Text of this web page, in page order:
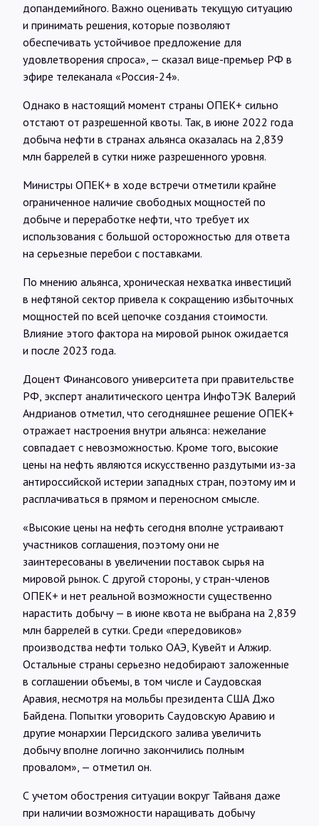
допандемийного. Важно оценивать текущую ситуацию
и принимать решения, которые позволяют
обеспечивать устойчивое предложение для
удовлетворения спроса», — сказал вице-премьер РФ в
эфире телеканала «Россия-24».
Однако в настоящий момент страны ОПЕК+ сильно
отстают от разрешенной квоты. Так, в июне 2022 года
добыча нефти в странах альянса оказалась на 2,839
млн баррелей в сутки ниже разрешенного уровня.
Министры ОПЕК+ в ходе встречи отметили крайне
ограниченное наличие свободных мощностей по
добыче и переработке нефти, что требует их
использования с большой осторожностью для ответа
на серьезные перебои с поставками.
По мнению альянса, хроническая нехватка инвестиций
в нефтяной сектор привела к сокращению избыточных
мощностей по всей цепочке создания стоимости.
Влияние этого фактора на мировой рынок ожидается
и после 2023 года.
Доцент Финансового университета при правительстве
РФ, эксперт аналитического центра ИнфоТЭК Валерий
Андрианов отметил, что сегодняшнее решение ОПЕК+
отражает настроения внутри альянса: нежелание
совпадает с невозможностью. Кроме того, высокие
цены на нефть являются искусственно раздутыми из-за
антироссийской истерии западных стран, поэтому им и
расплачиваться в прямом и переносном смысле.
«Высокие цены на нефть сегодня вполне устраивают
участников соглашения, поэтому они не
заинтересованы в увеличении поставок сырья на
мировой рынок. С другой стороны, у стран-членов
ОПЕК+ и нет реальной возможности существенно
нарастить добычу — в июне квота не выбрана на 2,839
млн баррелей в сутки. Среди «передовиков»
производства нефти только ОАЭ, Кувейт и Алжир.
Остальные страны серьезно недобирают заложенные
в соглашении объемы, в том числе и Саудовская
Аравия, несмотря на мольбы президента США Джо
Байдена. Попытки уговорить Саудовскую Аравию и
другие монархии Персидского залива увеличить
добычу вполне логично закончились полным
провалом», — отметил он.
С учетом обострения ситуации вокруг Тайваня даже
при наличии возможности наращивать добычу